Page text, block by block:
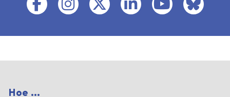
Hoe ...